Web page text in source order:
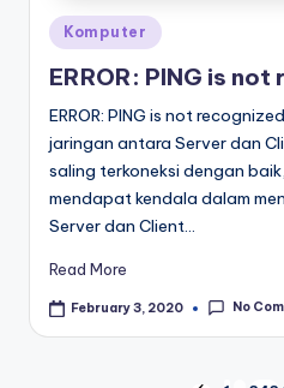
Posted
in
Komputer
ERROR: PING is
ERROR: PING is not
jaringan antara Server dan
saling terkoneksi dengan
mendapat kendala dalam
Server dan Client…
Read More
February 3, 2020 No